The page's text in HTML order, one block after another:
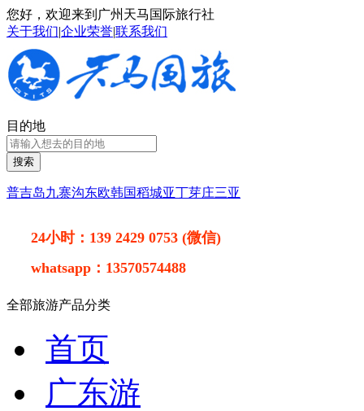
您好，欢迎来到广州天马国际旅行社
关于我们|企业荣誉|联系我们
目的地
搜索
普吉岛九寨沟东欧韩国稻城亚丁芽庄三亚
24小时： 139 2429 0753 (微信)
whatsapp： 13570574488
全部旅游产品分类
首页
广东游